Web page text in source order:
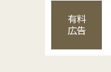
有料
広告